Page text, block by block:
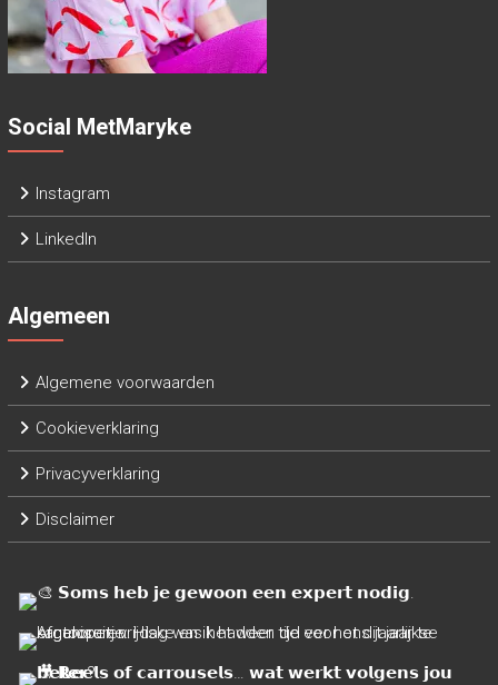
Social MetMaryke
Instagram
LinkedIn
Algemeen
Algemene voorwaarden
Cookieverklaring
Privacyverklaring
Disclaimer